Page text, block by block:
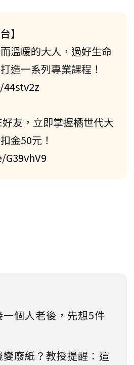
】
溫暖的大人，過好生命
造一系列專業課程！
友，立即掌握橘世代大
金50元！
個人老後，先想5件
廢紙？教授提醒：這